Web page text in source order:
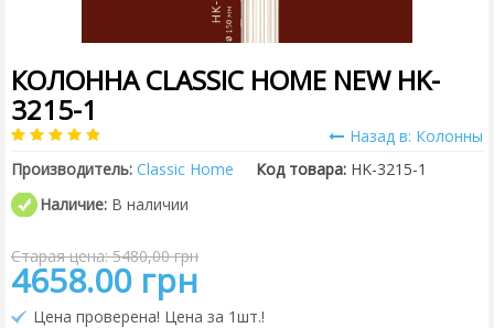
КОЛОННА CLASSIC HOME NEW HK-
3215-1
Назад в: Колонны
Производитель: Classic Home Код товара: HK-3215-1
Наличие: В наличии
Старая цена: 5480,00 грн
4658.00 грн
Цена проверена! Цена за 1шт.!